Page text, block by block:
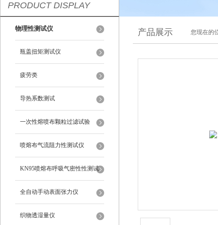
PRODUCT DISPLAY
物理性测试仪
瓶盖扭矩测试仪
疲劳类
导热系数测试
一次性熔喷布颗粒过滤试验
喷熔布气流阻力性测试仪
KN95喷熔布呼吸气密性性测试
仪
全自动手动表面张力仪
织物透湿量仪
产品展示 您现在的